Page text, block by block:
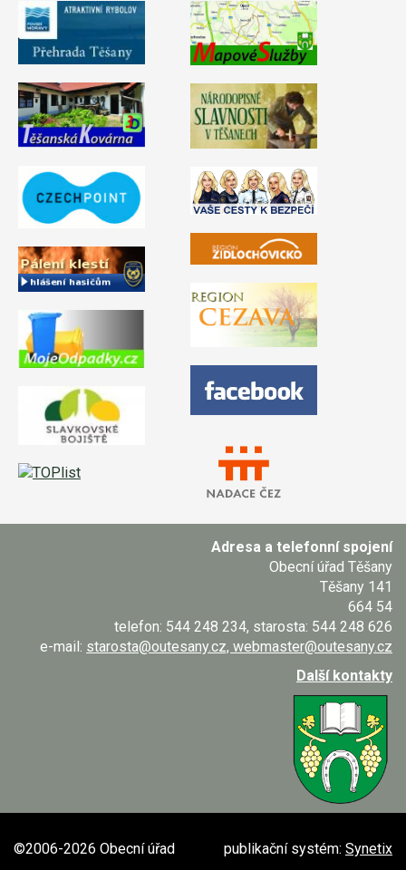
Adresa a telefonní spojení
Obecní úřad Těšany
Těšany 141
664 54
telefon: 544 248 234, starosta: 544 248 626
e-mail: starosta@outesany.cz, webmaster@outesany.cz
Další kontakty
publikační systém: Synetix
©2006-2026 Obecní úřad